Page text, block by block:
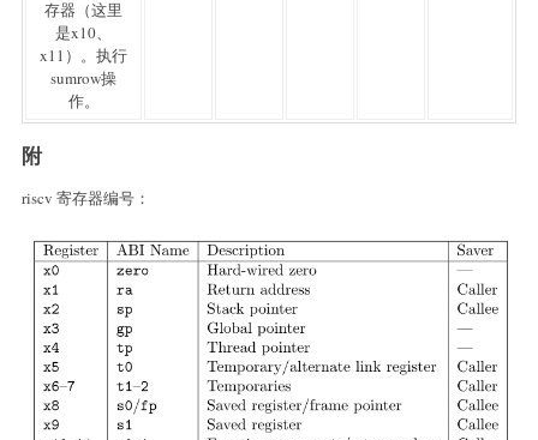
存器（这里
是x10、
x11）。执行
sumrow操
作。
附
riscv 寄存器编号：